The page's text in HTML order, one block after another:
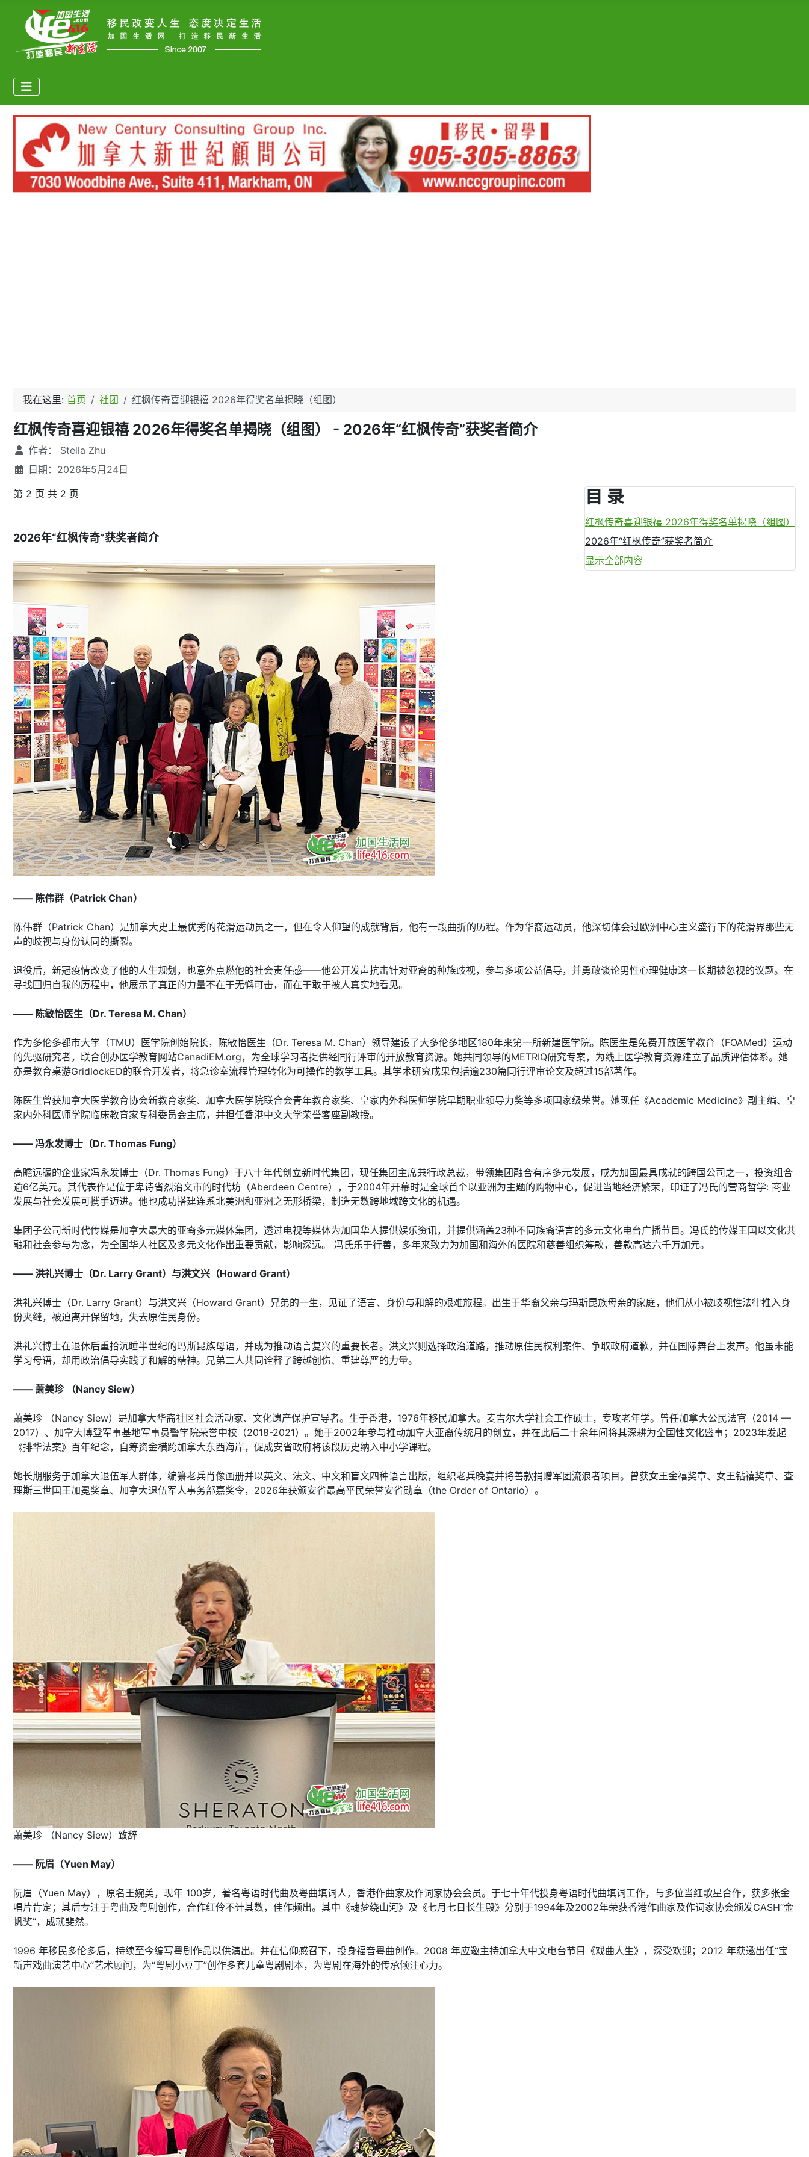
我在这里: 首页 社团 红枫传奇喜迎银禧 2026年得奖名单揭晓（组图）
红枫传奇喜迎银禧 2026年得奖名单揭晓（组图） - 2026年“红枫传奇”获奖者简介
文章信息
作者： Stella Zhu
日期：2026年5月24日
目 录
红枫传奇喜迎银禧 2026年得奖名单揭晓（组图）
2026年“红枫传奇”获奖者简介
显示全部内容
第 2 页 共 2 页
2026年“红枫传奇”获奖者简介
—— 陈伟群（Patrick Chan）
陈伟群（Patrick Chan）是加拿大史上最优秀的花滑运动员之一，但在令人仰望的成就背后，他有一段曲折的历程。作为华裔运动员，他深切体会过欧洲中心主义盛行下的花滑界那些无
声的歧视与身份认同的撕裂。
退役后，新冠疫情改变了他的人生规划，也意外点燃他的社会责任感——他公开发声抗击针对亚裔的种族歧视，参与多项公益倡导，并勇敢谈论男性心理健康这一长期被忽视的议题。在
寻找回归自我的历程中，他展示了真正的力量不在于无懈可击，而在于敢于被人真实地看见。
—— 陈敏怡医生（Dr. Teresa M. Chan）
作为多伦多都市大学（TMU）医学院创始院长，陈敏怡医生（Dr. Teresa M. Chan）领导建设了大多伦多地区180年来第一所新建医学院。陈医生是免费开放医学教育（FOAMed）运动
的先驱研究者，联合创办医学教育网站CanadiEM.org，为全球学习者提供经同行评审的开放教育资源。她共同领导的METRIQ研究专案，为线上医学教育资源建立了品质评估体系。她
亦是教育桌游GridlockED的联合开发者，将急诊室流程管理转化为可操作的教学工具。其学术研究成果包括逾230篇同行评审论文及超过15部著作。
陈医生曾获加拿大医学教育协会新教育家奖、加拿大医学院联合会青年教育家奖、皇家内外科医师学院早期职业领导力奖等多项国家级荣誉。她现任《Academic Medicine》副主编、皇
家内外科医师学院临床教育家专科委员会主席，并担任香港中文大学荣誉客座副教授。
—— 冯永发博士（Dr. Thomas Fung）
高瞻远瞩的企业家冯永发博士（Dr. Thomas Fung）于八十年代创立新时代集团，现任集团主席兼行政总裁，带领集团融合有序多元发展，成为加国最具成就的跨国公司之一，投资组合
逾6亿美元。其代表作是位于卑诗省烈治文市的时代坊（Aberdeen Centre），于2004年开幕时是全球首个以亚洲为主题的购物中心，促进当地经济繁荣，印证了冯氏的营商哲学: 商业
发展与社会发展可㩗手迈进。他也成功搭建连系北美洲和亚洲之无形桥梁，制造无数跨地域跨文化的机遇。
集团子公司新时代传媒是加拿大最大的亚裔多元媒体集团，透过电视等媒体为加国华人提供娱乐资讯，并提供涵盖23种不同族裔语言的多元文化电台广播节目。冯氏的传媒王国以文化共
融和社会参与为念，为全国华人社区及多元文化作出重要贡献，影响深远。 冯氏乐于行善，多年来致力为加国和海外的医院和慈善组织筹款，善款高达六千万加元。
—— 洪礼兴博士（Dr. Larry Grant）与洪文兴（Howard Grant）
洪礼兴博士（Dr. Larry Grant）与洪文兴（Howard Grant）兄弟的一生，见证了语言、身份与和解的艰难旅程。出生于华裔父亲与玛斯昆族母亲的家庭，他们从小被歧视性法律推入身
份夹缝，被迫离开保留地，失去原住民身份。
洪礼兴博士在退休后重拾沉睡半世纪的玛斯昆族母语，并成为推动语言复兴的重要长者。洪文兴则选择政治道路，推动原住民权利案件、争取政府道歉，并在国际舞台上发声。他虽未能
学习母语，却用政治倡导实践了和解的精神。兄弟二人共同诠释了跨越创伤、重建尊严的力量。
—— 萧美珍 （Nancy Siew）
萧美珍 （Nancy Siew）是加拿大华裔社区社会活动家、文化遗产保护宣导者。生于香港，1976年移民加拿大。麦吉尔大学社会工作硕士，专攻老年学。曾任加拿大公民法官（2014 —
2017）、加拿大博登军事基地军事员警学院荣誉中校（2018-2021）。她于2002年参与推动加拿大亚裔传统月的创立，并在此后二十余年间将其深耕为全国性文化盛事；2023年发起
《排华法案》百年纪念，自筹资金横跨加拿大东西海岸，促成安省政府将该段历史纳入中小学课程。
她长期服务于加拿大退伍军人群体，编纂老兵肖像画册并以英文、法文、中文和盲文四种语言出版，组织老兵晚宴并将善款捐赠军团流浪者项目。曾获女王金禧奖章、女王钻禧奖章、查
理斯三世国王加冕奖章、加拿大退伍军人事务部嘉奖令，2026年获颁安省最高平民荣誉安省勋章（the Order of Ontario）。
萧美珍 （Nancy Siew）致辞
—— 阮眉（Yuen May）
阮眉（Yuen May），原名王婉美，现年 100岁，著名粤语时代曲及粤曲填词人，香港作曲家及作词家协会会员。于七十年代投身粤语时代曲填词工作，与多位当红歌星合作，获多张金
唱片肯定；其后专注于粤曲及粤剧创作，合作红伶不计其数，佳作频出。其中《魂梦绕山河》及《七月七日长生殿》分别于1994年及2002年荣获香港作曲家及作词家协会颁发CASH“金
帆奖”，成就斐然。
1996 年移民多伦多后，持续至今编写粤剧作品以供演出。并在信仰感召下，投身福音粤曲创作。2008 年应邀主持加拿大中文电台节目《戏曲人生》，深受欢迎；2012 年获邀出任“宝
新声戏曲演艺中心”艺术顾问，为“粤剧小豆丁”创作多套儿童粤剧剧本，为粤剧在海外的传承倾注心力。